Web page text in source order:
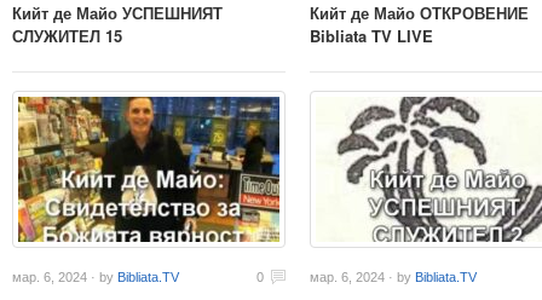
Кийт де Майо УСПЕШНИЯТ
СЛУЖИТЕЛ 15
Кийт де Майо ОТКРОВЕНИЕ
Bibliata TV LIVE
мар. 6, 2024 · by Bibliata.TV 0 мар. 6, 2024 · by Bibliata.TV